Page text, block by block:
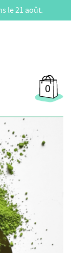
le 21 août.
0